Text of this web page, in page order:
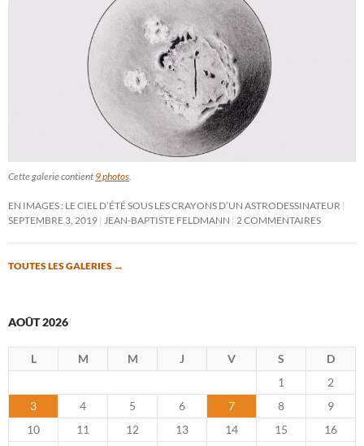
Cette galerie contient 9 photos
EN IMAGES : LE CIEL D’ÉTÉ SOUS LES CRAYONS D’UN ASTRODESSINATEUR
SEPTEMBRE 3, 2019
JEAN-BAPTISTE FELDMANN 2 COMMENTAIRES
TOUTES LES GALERIES →
AOÛT 2026
L M M J V S
D
1
2
3
4 5 6 7 8
9
10
11 12 13 14 15
16